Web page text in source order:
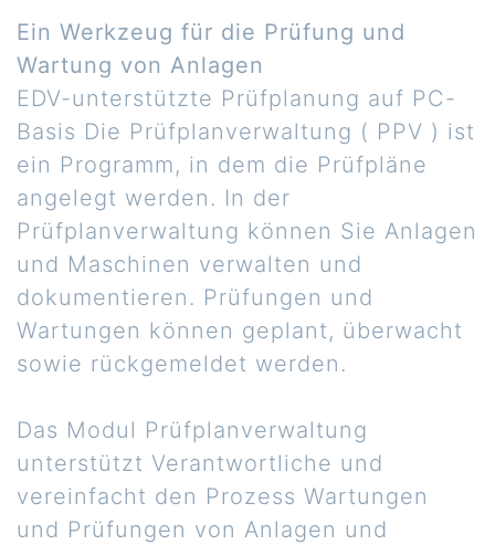
Ein Werkzeug für die Prüfung und
Wartung von Anlagen
EDV-unterstützte Prüfplanung auf PC-
Basis Die Prüfplanverwaltung ( PPV ) ist
ein Programm, in dem die Prüfpläne
angelegt werden. In der
Prüfplanverwaltung können Sie Anlagen
und Maschinen verwalten und
dokumentieren. Prüfungen und
Wartungen können geplant, überwacht
sowie rückgemeldet werden.
Das Modul Prüfplanverwaltung
unterstützt Verantwortliche und
vereinfacht den Prozess Wartungen
und Prüfungen von Anlagen und